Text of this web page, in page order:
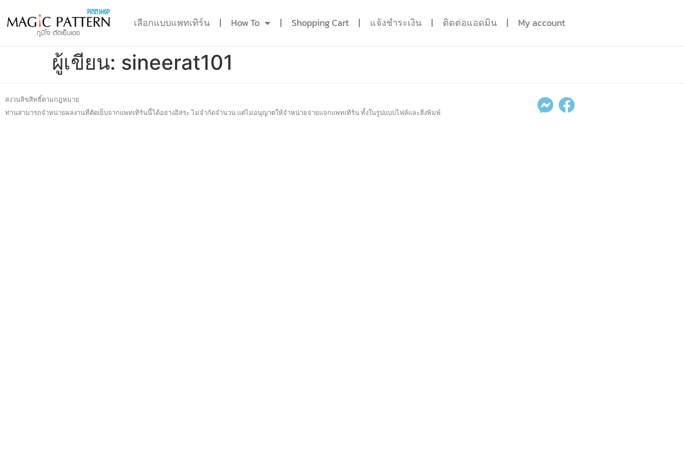
เลือกแบบแพทเทิร์น How To Shopping Cart แจ้งชำระเงิน ติดต่อแอดมิน My account
ผู้เขียน: sineerat101
สงวนลิขสิทธิ์ตามกฎหมาย
ท่านสามารถจำหน่ายผลงานที่ตัดเย็บจากแพทเทิร์นนี้ได้อย่างอิสระ ไม่จำกัดจำนวน แต่ไม่อนุญาตให้จำหน่ายจ่ายแจกแพทเทิร์น ทั้งในรูปแบบไฟล์และสิ่งพิมพ์